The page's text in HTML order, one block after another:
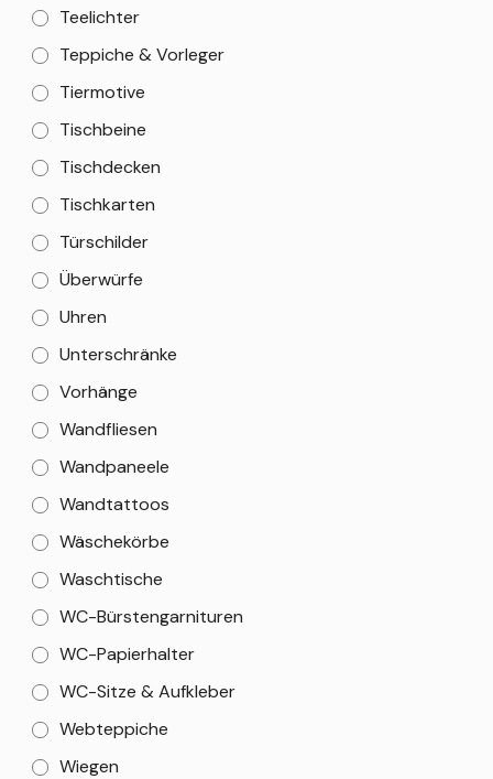
Teelichter
Teppiche & Vorleger
Tiermotive
Tischbeine
Tischdecken
Tischkarten
Türschilder
Überwürfe
Uhren
Unterschränke
Vorhänge
Wandfliesen
Wandpaneele
Wandtattoos
Wäschekörbe
Waschtische
WC-Bürstengarnituren
WC-Papierhalter
WC-Sitze & Aufkleber
Webteppiche
Wiegen